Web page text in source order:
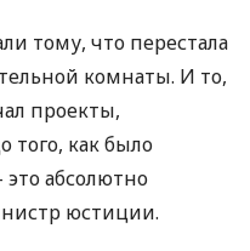
тому, что перестала
комнаты. И то,
проекты,
того, как было
абсолютно
юстиции.